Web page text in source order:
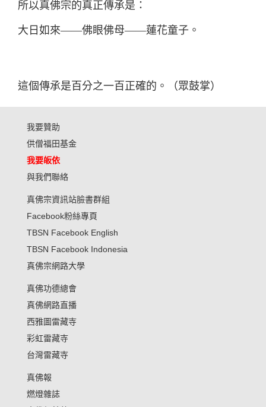
所以真佛宗的真正傳承是：
大日如來——佛眼佛母——蓮花童子。
這個傳承是百分之一百正確的。（眾鼓掌）
我要贊助
供僧福田基金
我要皈依
與我們聯絡
真佛宗資訊站臉書群組
Facebook粉絲專頁
TBSN Facebook English
TBSN Facebook Indonesia
真佛宗網路大學
真佛功德總會
真佛網路直播
西雅圖雷藏寺
彩虹雷藏寺
台灣雷藏寺
真佛報
燃燈雜誌